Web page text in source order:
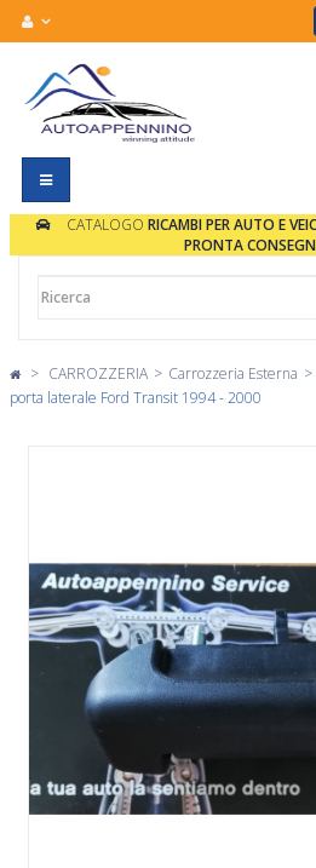
Navigazione
Toggle
CATALOGO RICAMBI PER AUTO E
PRONTA
> CARROZZERIA > Carrozzeria Esterna >
porta laterale Ford Transit 1994 - 2000